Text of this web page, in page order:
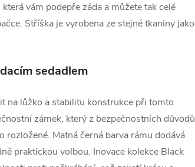
vám podepře záda a můžete tak celé
Stříška je vyrobena ze stejné tkaniny jako
sedadlem
na lůžko a stabilitu konstrukce při tomto
zámek, který z bezpečnostních důvodů
rozložené. Matná černá barva rámu dodává
praktickou volbou. Inovace kolekce Black